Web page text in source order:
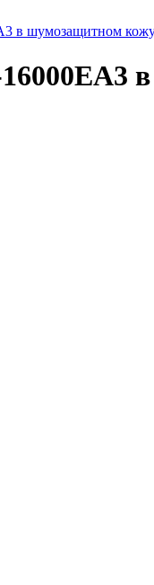
в шумозащитном